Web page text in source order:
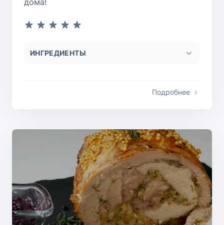
ИНГРЕДИЕНТЫ
Подробнее